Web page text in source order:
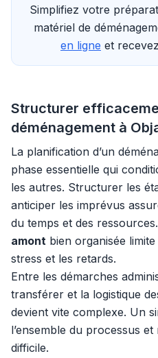
Simplifiez votre
matériel de
en ligne et
Structurer
déménagement à
La planification d’un
phase essentielle qui
les autres. Structurer les
anticiper les imprévus
du temps et des
amont bien organisée
stress et les retards.
Entre les démarches
transférer et la logistique
devient vite complexe. Un
l’ensemble du processus
difficile.